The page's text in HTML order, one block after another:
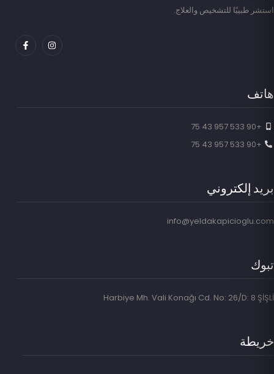
استشر طبيبًا للتشخيص والعلاج.
هاتف
+90 533 957 43 75
+90 533 957 43 75
بريد إلكتروني
info@yeldakapicioglu.com
تبوك
Harbiye Mh. Vali Konağı Cd. No: 26/D: 8 ŞİŞLİ
خريطة